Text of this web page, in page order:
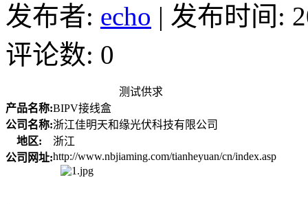
发布者: echo | 发布时间:
评论数: 0
测试供求
产品名称:BIPV接线盒
公司名称:浙江佳明天和缘光伏科技有限公司
地区:
浙江
公司网址:http://www.nbjiaming.com/tianheyuan/cn/index.asp